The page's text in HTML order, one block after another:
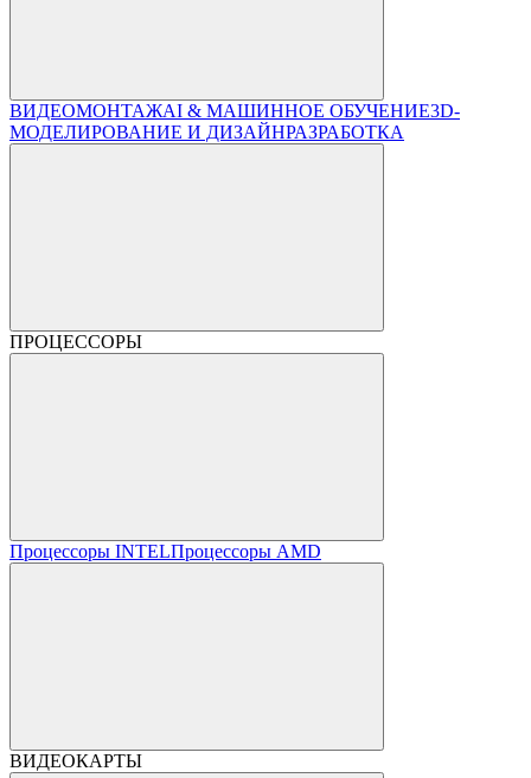
ВИДЕОМОНТАЖAI & МАШИННОЕ ОБУЧЕНИЕ3D-
МОДЕЛИРОВАНИЕ И ДИЗАЙНРАЗРАБОТКА
ПРОЦЕССОРЫ
Процессоры INTELПроцессоры AMD
ВИДЕОКАРТЫ